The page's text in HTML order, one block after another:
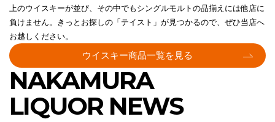
上のウイスキーが並び、その中でもシングルモルトの品揃えには他店に
負けません。きっとお探しの「テイスト」が見つかるので、ぜひ当店へ
お越しください。
ウイスキー商品一覧を見る
NAKAMURA
LIQUOR NEWS